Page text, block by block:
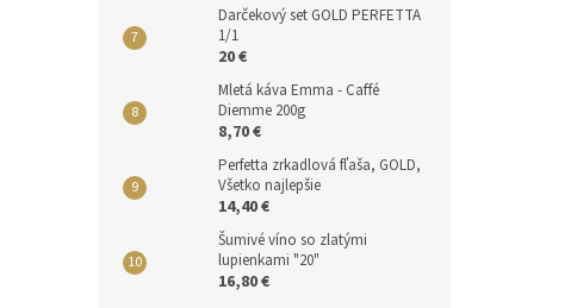
Darčekový set GOLD PERFETTA
1/1
20 €
Mletá káva Emma - Caffé
Diemme 200g
8,70 €
Perfetta zrkadlová fľaša, GOLD,
Všetko najlepšie
14,40 €
Šumivé víno so zlatými
lupienkami "20"
16,80 €